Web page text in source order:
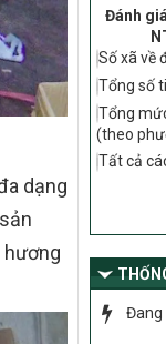
dạng
hương
2030
của Bộ
417/
Phê
gia xây
bền
vùng
núi
năm
Quy
phân
Đánh
Số xã về
Tổng số
Tổng
(theo
Tất cả
Đang